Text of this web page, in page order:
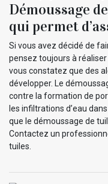
Démoussage
qui permet
Si vous avez décidé de
pensez toujours à
vous constatez que des
développer. Le
contre la formation de
les infiltrations d’eau
que le démoussage de
Contactez un
tuiles.